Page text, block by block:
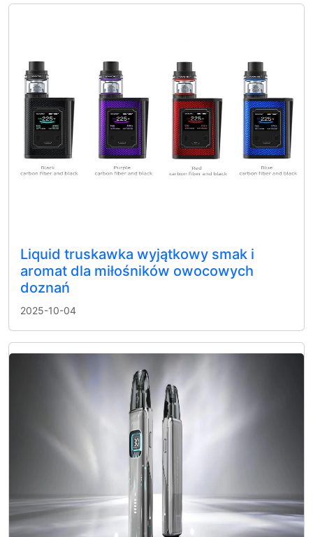
Liquid truskawka wyjątkowy smak i
aromat dla miłośników owocowych
doznań
2025-10-04